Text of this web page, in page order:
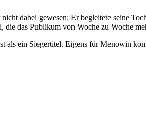
dabei gewesen: Er begleitete seine
die das Publikum von Woche zu Woche
als ein Siegertitel. Eigens für Menowin